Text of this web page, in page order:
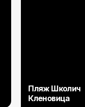
Пляж Школич
Кленовица